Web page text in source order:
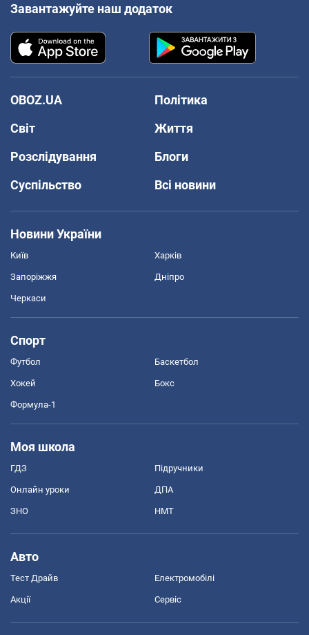
Завантажуйте наш додаток
OBOZ.UA
Політика
Світ
Життя
Розслідування
Блоги
Суспільство
Всі новини
Новини України
Київ Харків
Запоріжжя Дніпро
Черкаси
Спорт
Футбол Баскетбол
Хокей Бокс
Формула-1
Моя школа
ГДЗ Підручники
Онлайн уроки ДПА
ЗНО НМТ
Авто
Тест Драйв Електромобілі
Акції Сервіс